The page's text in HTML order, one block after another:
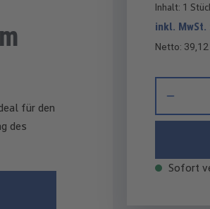
für den
des
Inhalt: 1
inkl.
Netto: 39,12
Sofort